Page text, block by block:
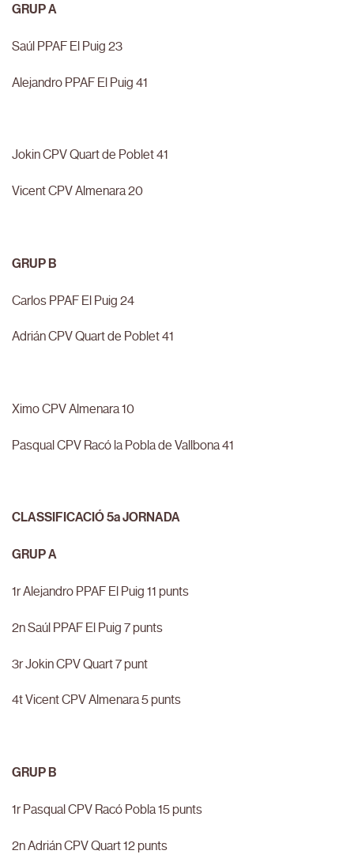
GRUP A
Saúl PPAF El Puig 23
Alejandro PPAF El Puig 41
Jokin CPV Quart de Poblet 41
Vicent CPV Almenara 20
GRUP B
Carlos PPAF El Puig 24
Adrián CPV Quart de Poblet 41
Ximo CPV Almenara 10
Pasqual CPV Racó la Pobla de Vallbona 41
CLASSIFICACIÓ 5a JORNADA
GRUP A
1r Alejandro PPAF El Puig 11 punts
2n Saúl PPAF El Puig 7 punts
3r Jokin CPV Quart 7 punt
4t Vicent CPV Almenara 5 punts
GRUP B
1r Pasqual CPV Racó Pobla 15 punts
2n Adrián CPV Quart 12 punts